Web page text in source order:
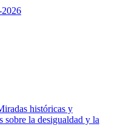
2026
históricas y
sobre la desigualdad y la